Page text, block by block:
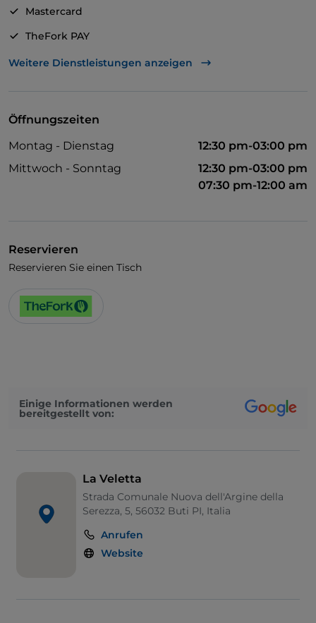
Mastercard
TheFork PAY
UnionPay über TheFork PAY
Weitere Dienstleistungen anzeigen
Öffnungszeiten
Montag - Dienstag
12:30 pm-03:00 pm
Mittwoch - Sonntag
12:30 pm-03:00 pm
07:30 pm-12:00 am
Reservieren
Reservieren Sie einen Tisch
Einige Informationen werden
bereitgestellt von:
La Veletta
Strada Comunale Nuova dell'Argine della
Serezza, 5, 56032 Buti PI, Italia
Anrufen
Website